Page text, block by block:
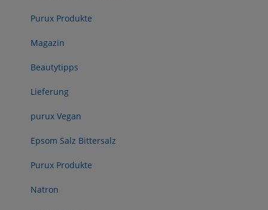
Purux Produkte
Magazin
Beautytipps
Lieferung
purux Vegan
Epsom Salz Bittersalz
Purux Produkte
Natron